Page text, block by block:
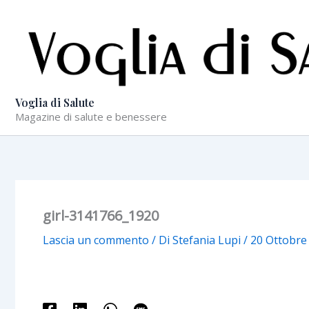
contenuto
Voglia di Salute
Magazine di salute e benessere
girl-3141766_1920
Lascia un commento / Di Stefania Lupi / 20 Ottobre